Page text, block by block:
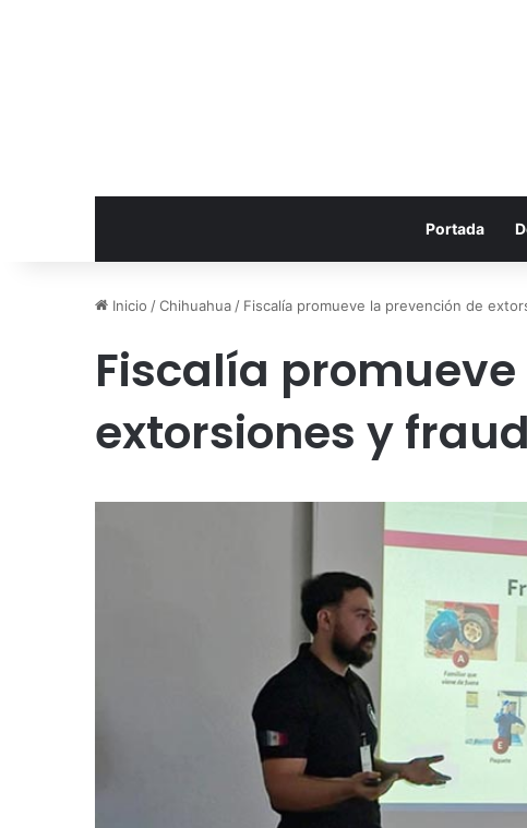
Portada
Inicio /Chihuahua / Fiscalía promueve la prevención de
Fiscalía
extorsiones y